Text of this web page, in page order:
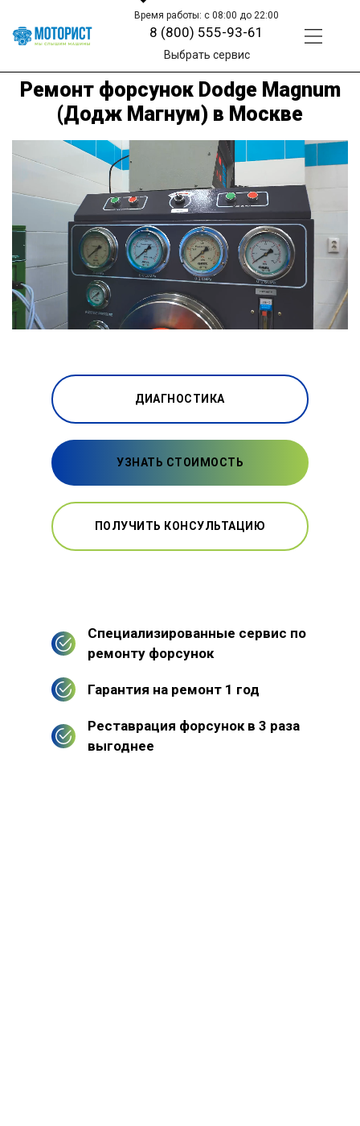
Время работы: с 08:00 до 22:00
8 (800) 555-93-61
Выбрать сервис
Ремонт форсунок Dodge Magnum
(Додж Магнум) в Москве
ДИАГНОСТИКА
УЗНАТЬ СТОИМОСТЬ
ПОЛУЧИТЬ КОНСУЛЬТАЦИЮ
Специализированные сервис по
ремонту форсунок
Гарантия на ремонт 1 год
Реставрация форсунок в 3 раза
выгоднее